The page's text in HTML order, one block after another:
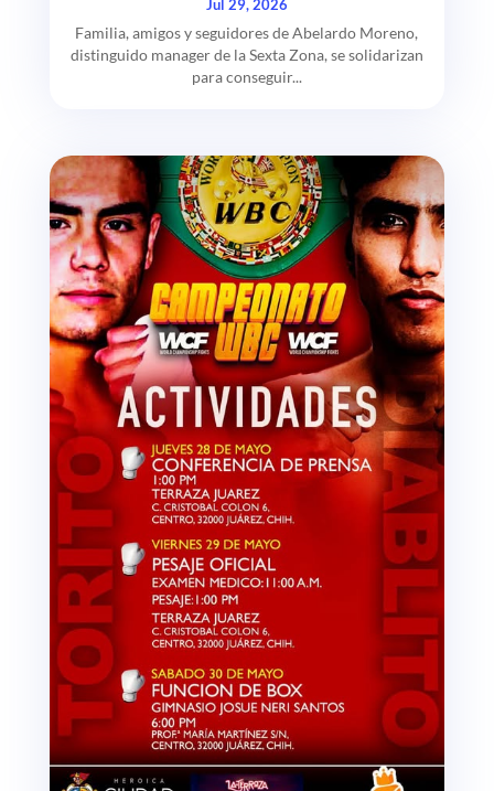
Jul 29, 2026
Familia, amigos y seguidores de Abelardo Moreno,
distinguido manager de la Sexta Zona, se solidarizan
para conseguir...